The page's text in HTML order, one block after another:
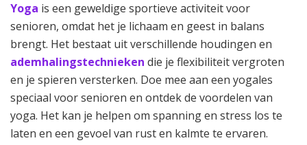
Yoga is een geweldige sportieve activiteit voor
senioren, omdat het je lichaam en geest in balans
brengt. Het bestaat uit verschillende houdingen en
ademhalingstechnieken die je flexibiliteit vergroten
en je spieren versterken. Doe mee aan een yogales
speciaal voor senioren en ontdek de voordelen van
yoga. Het kan je helpen om spanning en stress los te
laten en een gevoel van rust en kalmte te ervaren.